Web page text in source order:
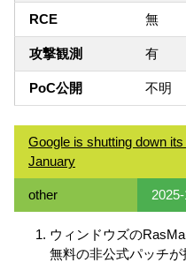
RCE 無
攻撃観測 有
PoC公開 不明
Google is shutting down
January
other
ウィンドウズの
無料の非公式パッチが